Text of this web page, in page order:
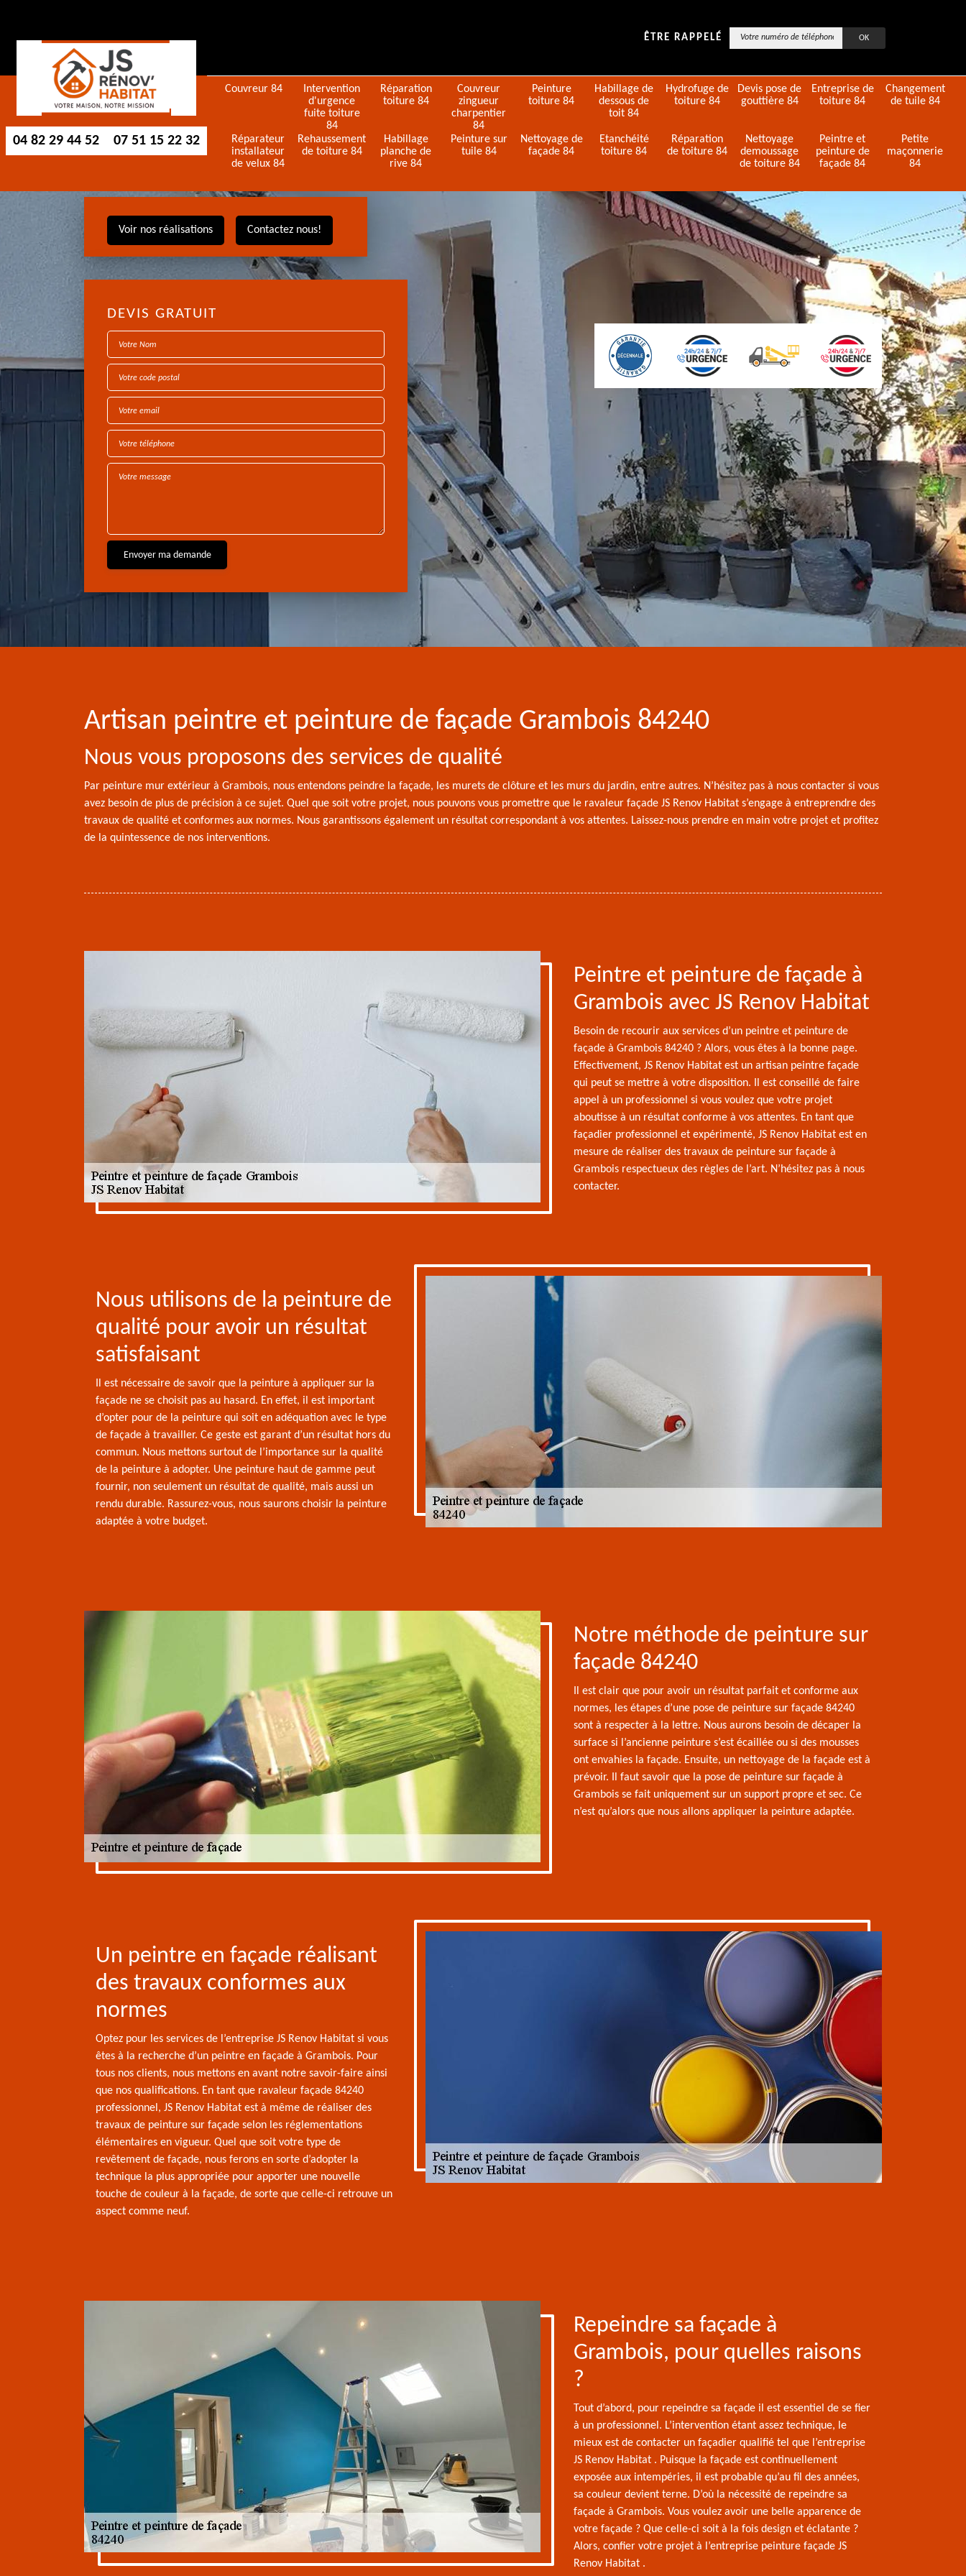
ÊTRE RAPPELÉ
04 82 29 44 52 07 51 15 22 32
Couvreur 84
Intervention
d'urgence
fuite toiture
84
Réparation
toiture 84
Couvreur
zingueur
charpentier
84
Peinture
toiture 84
Habillage de
dessous de
toit 84
Hydrofuge de
toiture 84
Devis pose de
gouttière 84
Entreprise de
toiture 84
Changement
de tuile 84
Réparateur
installateur
de velux 84
Rehaussement
de toiture 84
Habillage
planche de
rive 84
Peinture sur
tuile 84
Nettoyage de
façade 84
Etanchéité
toiture 84
Réparation
de toiture 84
Nettoyage
demoussage
de toiture 84
Peintre et
peinture de
façade 84
Petite
maçonnerie
84
Voir nos réalisations Contactez nous!
DEVIS GRATUIT
Artisan peintre et peinture de façade Grambois 84240
Nous vous proposons des services de qualité
Par peinture mur extérieur à Grambois, nous entendons peindre la façade, les murets de clôture et les murs du jardin, entre autres. N’hésitez pas à nous contacter si vous
avez besoin de plus de précision à ce sujet. Quel que soit votre projet, nous pouvons vous promettre que le ravaleur façade JS Renov Habitat s’engage à entreprendre des
travaux de qualité et conformes aux normes. Nous garantissons également un résultat correspondant à vos attentes. Laissez-nous prendre en main votre projet et profitez
de la quintessence de nos interventions.
Peintre et peinture de façade à
Grambois avec JS Renov Habitat
Besoin de recourir aux services d’un peintre et peinture de
façade à Grambois 84240 ? Alors, vous êtes à la bonne page.
Effectivement, JS Renov Habitat est un artisan peintre façade
qui peut se mettre à votre disposition. Il est conseillé de faire
appel à un professionnel si vous voulez que votre projet
aboutisse à un résultat conforme à vos attentes. En tant que
façadier professionnel et expérimenté, JS Renov Habitat est en
mesure de réaliser des travaux de peinture sur façade à
Grambois respectueux des règles de l’art. N’hésitez pas à nous
contacter.
Nous utilisons de la peinture de
qualité pour avoir un résultat
satisfaisant
Il est nécessaire de savoir que la peinture à appliquer sur la
façade ne se choisit pas au hasard. En effet, il est important
d’opter pour de la peinture qui soit en adéquation avec le type
de façade à travailler. Ce geste est garant d’un résultat hors du
commun. Nous mettons surtout de l’importance sur la qualité
de la peinture à adopter. Une peinture haut de gamme peut
fournir, non seulement un résultat de qualité, mais aussi un
rendu durable. Rassurez-vous, nous saurons choisir la peinture
adaptée à votre budget.
Notre méthode de peinture sur
façade 84240
Il est clair que pour avoir un résultat parfait et conforme aux
normes, les étapes d’une pose de peinture sur façade 84240
sont à respecter à la lettre. Nous aurons besoin de décaper la
surface si l’ancienne peinture s’est écaillée ou si des mousses
ont envahies la façade. Ensuite, un nettoyage de la façade est à
prévoir. Il faut savoir que la pose de peinture sur façade à
Grambois se fait uniquement sur un support propre et sec. Ce
n’est qu’alors que nous allons appliquer la peinture adaptée.
Un peintre en façade réalisant
des travaux conformes aux
normes
Optez pour les services de l’entreprise JS Renov Habitat si vous
êtes à la recherche d’un peintre en façade à Grambois. Pour
tous nos clients, nous mettons en avant notre savoir-faire ainsi
que nos qualifications. En tant que ravaleur façade 84240
professionnel, JS Renov Habitat est à même de réaliser des
travaux de peinture sur façade selon les réglementations
élémentaires en vigueur. Quel que soit votre type de
revêtement de façade, nous ferons en sorte d’adopter la
technique la plus appropriée pour apporter une nouvelle
touche de couleur à la façade, de sorte que celle-ci retrouve un
aspect comme neuf.
Repeindre sa façade à
Grambois, pour quelles raisons
?
Tout d’abord, pour repeindre sa façade il est essentiel de se fier
à un professionnel. L’intervention étant assez technique, le
mieux est de contacter un façadier qualifié tel que l’entreprise
JS Renov Habitat . Puisque la façade est continuellement
exposée aux intempéries, il est probable qu’au fil des années,
sa couleur devient terne. D’où la nécessité de repeindre sa
façade à Grambois. Vous voulez avoir une belle apparence de
votre façade ? Que celle-ci soit à la fois design et éclatante ?
Alors, confier votre projet à l’entreprise peinture façade JS
Renov Habitat .